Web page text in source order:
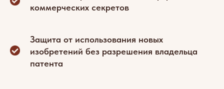
коммерческих секретов
Защита от использования новых
изобретений без разрешения владельца
патента